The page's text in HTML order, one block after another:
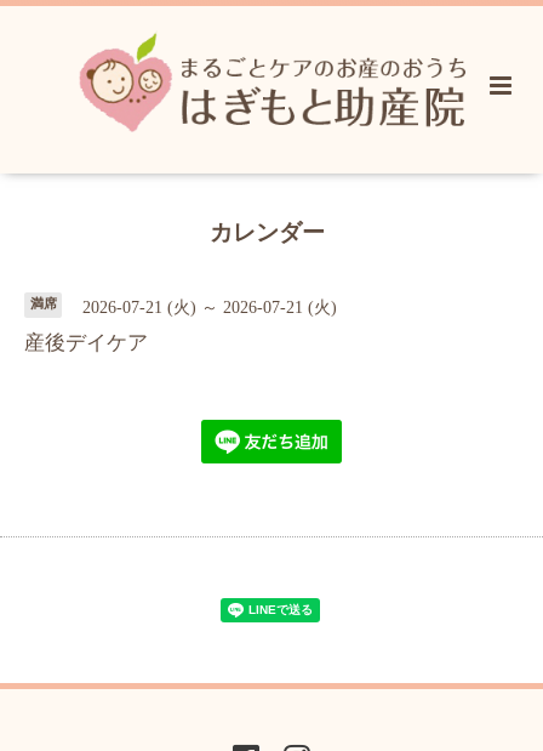
カレンダー
満席 2026-07-21 (火) ～ 2026-07-21 (火)
産後デイケア